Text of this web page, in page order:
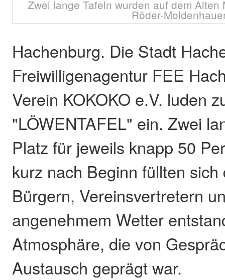
Zwei lange Tafeln wurden auf dem Alten
Röder-
Hachenburg. Die Stadt
Freiwilligenagentur FEE
Verein KOKOKO e.V. luden
"LÖWENTAFEL" ein. Zwei
Platz für jeweils knapp 50
kurz nach Beginn füllten
Bürgern, Vereinsvertretern
angenehmem Wetter
Atmosphäre, die von
Austausch geprägt war.